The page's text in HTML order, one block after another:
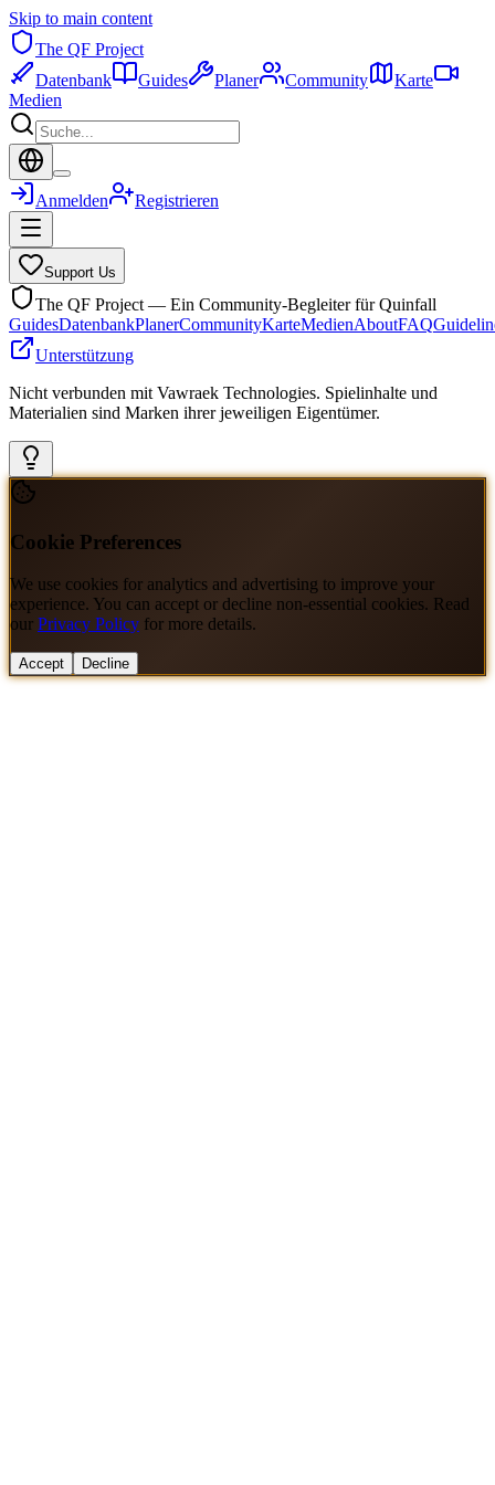
Skip to main content
The QF Project
Datenbank
Guides Planer Community
Karte
Medien
Anmelden Registrieren
Support Us
The QF Project — Ein Community-Begleiter für Quinfall
GuidesDatenbankPlanerCommunityKarteMedienAboutFAQ
Unterstützung
Nicht verbunden mit Vawraek Technologies. Spielinhalte und
Materialien sind Marken ihrer jeweiligen Eigentümer.
Cookie Preferences
We use cookies for analytics and advertising to improve your
experience. You can accept or decline non-essential cookies. Read
our Privacy Policy for more details.
Accept Decline